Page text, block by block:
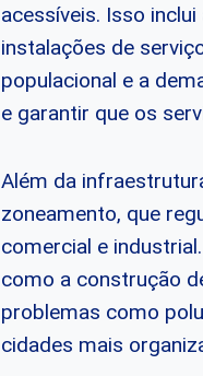
acessíveis. Isso
instalações de
populacional e a
e garantir que os
Além da
zoneamento, que
comercial e
como a construção
problemas como
cidades mais